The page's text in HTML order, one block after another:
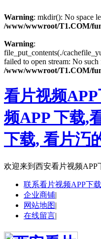
Warning: mkdir(): No space
/www/wwwroot/T1.COM/
Warning:
file_put_contents(./
failed to open stream: No
/www/wwwroot/T1.COM/
看片视频
频APP 下载,
下载, 看片汅
欢迎来到 西安看片视频APP
联系看片视频APP下
企业商铺|
网站地图|
在线留言|